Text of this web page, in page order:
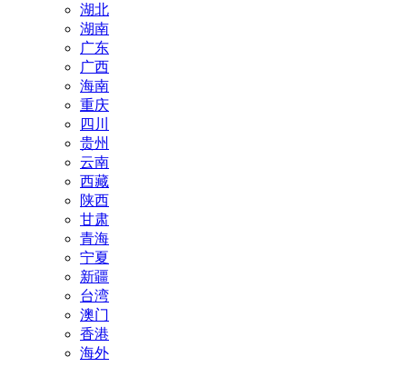
湖北
湖南
广东
广西
海南
重庆
四川
贵州
云南
西藏
陕西
甘肃
青海
宁夏
新疆
台湾
澳门
香港
海外